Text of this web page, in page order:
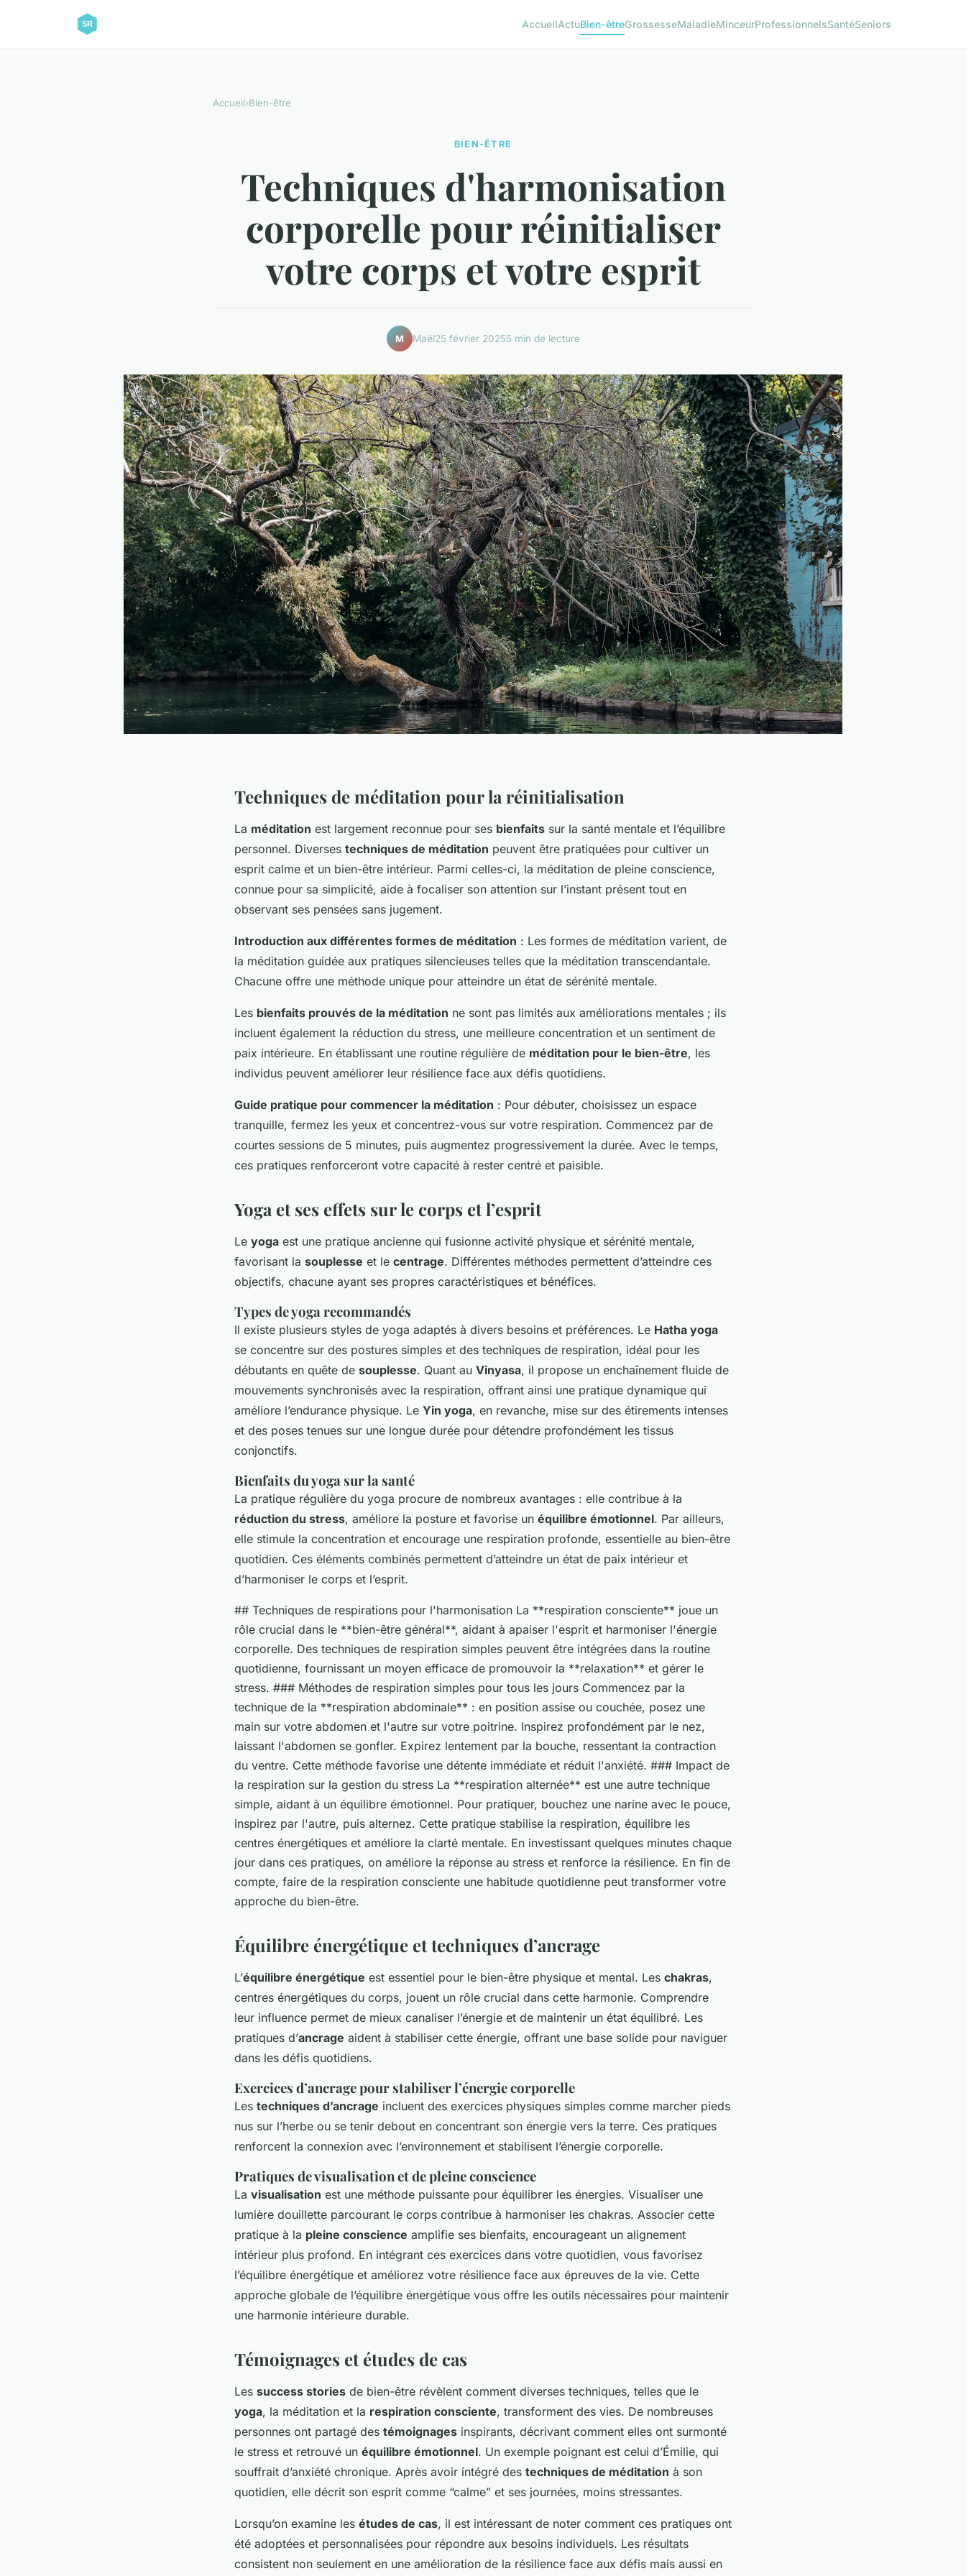
AccueilActuBien-êtreGrossesseMaladieMinceurProfessionnelsSantéSeniors
Accueil›Bien-être
BIEN-ÊTRE
Techniques d'harmonisation
corporelle pour réinitialiser
votre corps et votre esprit
M Maël25 février 20255 min de lecture
Techniques de méditation pour la réinitialisation
La méditation est largement reconnue pour ses bienfaits sur la santé mentale et l’équilibre
personnel. Diverses techniques de méditation peuvent être pratiquées pour cultiver un
esprit calme et un bien-être intérieur. Parmi celles-ci, la méditation de pleine conscience,
connue pour sa simplicité, aide à focaliser son attention sur l’instant présent tout en
observant ses pensées sans jugement.
Introduction aux différentes formes de méditation : Les formes de méditation varient, de
la méditation guidée aux pratiques silencieuses telles que la méditation transcendantale.
Chacune offre une méthode unique pour atteindre un état de sérénité mentale.
Les bienfaits prouvés de la méditation ne sont pas limités aux améliorations mentales ; ils
incluent également la réduction du stress, une meilleure concentration et un sentiment de
paix intérieure. En établissant une routine régulière de méditation pour le bien-être, les
individus peuvent améliorer leur résilience face aux défis quotidiens.
Guide pratique pour commencer la méditation : Pour débuter, choisissez un espace
tranquille, fermez les yeux et concentrez-vous sur votre respiration. Commencez par de
courtes sessions de 5 minutes, puis augmentez progressivement la durée. Avec le temps,
ces pratiques renforceront votre capacité à rester centré et paisible.
Yoga et ses effets sur le corps et l’esprit
Le yoga est une pratique ancienne qui fusionne activité physique et sérénité mentale,
favorisant la souplesse et le centrage. Différentes méthodes permettent d’atteindre ces
objectifs, chacune ayant ses propres caractéristiques et bénéfices.
Types de yoga recommandés
Il existe plusieurs styles de yoga adaptés à divers besoins et préférences. Le Hatha yoga
se concentre sur des postures simples et des techniques de respiration, idéal pour les
débutants en quête de souplesse. Quant au Vinyasa, il propose un enchaînement fluide de
mouvements synchronisés avec la respiration, offrant ainsi une pratique dynamique qui
améliore l’endurance physique. Le Yin yoga, en revanche, mise sur des étirements intenses
et des poses tenues sur une longue durée pour détendre profondément les tissus
conjonctifs.
Bienfaits du yoga sur la santé
La pratique régulière du yoga procure de nombreux avantages : elle contribue à la
réduction du stress, améliore la posture et favorise un équilibre émotionnel. Par ailleurs,
elle stimule la concentration et encourage une respiration profonde, essentielle au bien-être
quotidien. Ces éléments combinés permettent d’atteindre un état de paix intérieur et
d’harmoniser le corps et l’esprit.
## Techniques de respirations pour l'harmonisation La **respiration consciente** joue un
rôle crucial dans le **bien-être général**, aidant à apaiser l'esprit et harmoniser l'énergie
corporelle. Des techniques de respiration simples peuvent être intégrées dans la routine
quotidienne, fournissant un moyen efficace de promouvoir la **relaxation** et gérer le
stress. ### Méthodes de respiration simples pour tous les jours Commencez par la
technique de la **respiration abdominale** : en position assise ou couchée, posez une
main sur votre abdomen et l'autre sur votre poitrine. Inspirez profondément par le nez,
laissant l'abdomen se gonfler. Expirez lentement par la bouche, ressentant la contraction
du ventre. Cette méthode favorise une détente immédiate et réduit l'anxiété. ### Impact de
la respiration sur la gestion du stress La **respiration alternée** est une autre technique
simple, aidant à un équilibre émotionnel. Pour pratiquer, bouchez une narine avec le pouce,
inspirez par l'autre, puis alternez. Cette pratique stabilise la respiration, équilibre les
centres énergétiques et améliore la clarté mentale. En investissant quelques minutes chaque
jour dans ces pratiques, on améliore la réponse au stress et renforce la résilience. En fin de
compte, faire de la respiration consciente une habitude quotidienne peut transformer votre
approche du bien-être.
Équilibre énergétique et techniques d’ancrage
L’équilibre énergétique est essentiel pour le bien-être physique et mental. Les chakras,
centres énergétiques du corps, jouent un rôle crucial dans cette harmonie. Comprendre
leur influence permet de mieux canaliser l’énergie et de maintenir un état équilibré. Les
pratiques d’ancrage aident à stabiliser cette énergie, offrant une base solide pour naviguer
dans les défis quotidiens.
Exercices d’ancrage pour stabiliser l’énergie corporelle
Les techniques d’ancrage incluent des exercices physiques simples comme marcher pieds
nus sur l’herbe ou se tenir debout en concentrant son énergie vers la terre. Ces pratiques
renforcent la connexion avec l’environnement et stabilisent l’énergie corporelle.
Pratiques de visualisation et de pleine conscience
La visualisation est une méthode puissante pour équilibrer les énergies. Visualiser une
lumière douillette parcourant le corps contribue à harmoniser les chakras. Associer cette
pratique à la pleine conscience amplifie ses bienfaits, encourageant un alignement
intérieur plus profond. En intégrant ces exercices dans votre quotidien, vous favorisez
l’équilibre énergétique et améliorez votre résilience face aux épreuves de la vie. Cette
approche globale de l’équilibre énergétique vous offre les outils nécessaires pour maintenir
une harmonie intérieure durable.
Témoignages et études de cas
Les success stories de bien-être révèlent comment diverses techniques, telles que le
yoga, la méditation et la respiration consciente, transforment des vies. De nombreuses
personnes ont partagé des témoignages inspirants, décrivant comment elles ont surmonté
le stress et retrouvé un équilibre émotionnel. Un exemple poignant est celui d’Émilie, qui
souffrait d’anxiété chronique. Après avoir intégré des techniques de méditation à son
quotidien, elle décrit son esprit comme “calme” et ses journées, moins stressantes.
Lorsqu’on examine les études de cas, il est intéressant de noter comment ces pratiques ont
été adoptées et personnalisées pour répondre aux besoins individuels. Les résultats
consistent non seulement en une amélioration de la résilience face aux défis mais aussi en